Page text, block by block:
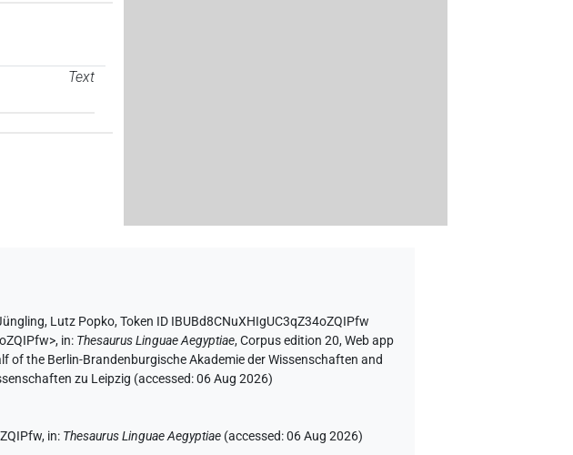
Text
, Lutz Popko,Token ID IBUBd8CNuXHIgUC3qZ34oZQIPfw
, in: Thesaurus Linguae Aegyptiae,Corpus edition 20, Web app
of the Berlin-Brandenburgische Akademie der Wissenschaften and
zu Leipzig (accessed:06 Aug 2026)
in: Thesaurus Linguae Aegyptiae (accessed:06 Aug 2026)